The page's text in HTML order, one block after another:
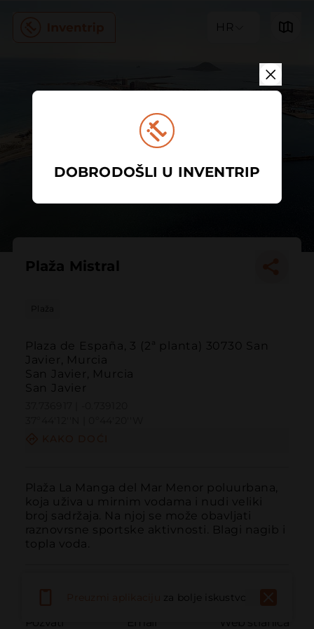
HR
Plaža Mistral
Plaža
Plaza de España, 3 (2ª planta) 30730 San
Javier, Murcia
San Javier, Murcia
San Javier
Plaža La Manga del Mar Menor poluurbana,
koja uživa u mirnim vodama i nudi veliki
broj sadržaja. Na njoj se može obavljati
raznovrsne sportske aktivnosti. Blagi nagib i
topla voda.
Pozvati Email Web stranica
za bolje iskustvo
DOBRODOŠLI U INVENTRIP